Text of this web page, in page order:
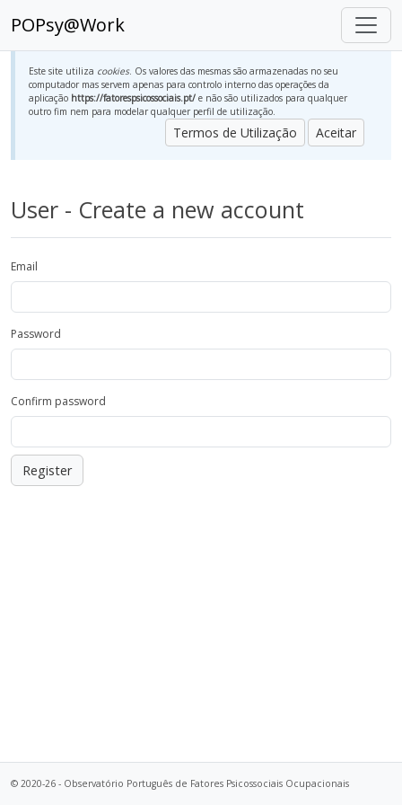
POPsy@Work
Este site utiliza cookies. Os valores das mesmas são armazenadas no seu
computador mas servem apenas para controlo interno das operações da
aplicação https://fatorespsicossociais.pt/ e não são utilizados para qualquer
outro fim nem para modelar qualquer perfil de utilização.
Termos de Utilização Aceitar
User - Create a new account
Email
Password
Confirm password
© 2020-26 - Observatório Português de Fatores Psicossociais Ocupacionais